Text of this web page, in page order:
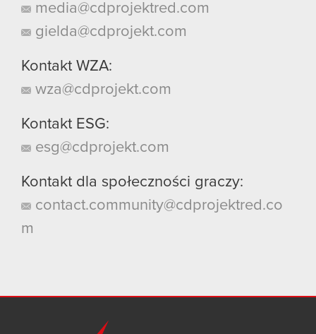
media@cdprojektred.com
gielda@cdprojekt.com
Kontakt WZA:
wza@cdprojekt.com
Kontakt ESG:
esg@cdprojekt.com
Kontakt dla społeczności graczy:
contact.community@cdprojektred.co
m